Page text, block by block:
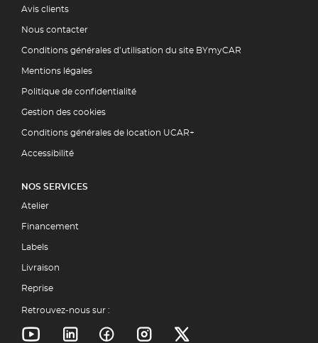
Avis clients
Nous contacter
Conditions générales d’utilisation du site BYmyCAR
Mentions légales
Politique de confidentialité
Gestion des cookies
Conditions générales de location UCAR+
Accessibilité
NOS SERVICES
Atelier
Financement
Labels
Livraison
Reprise
Retrouvez-nous sur :